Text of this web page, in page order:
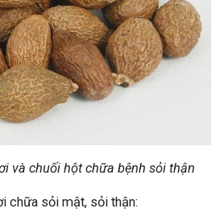
và chuối hột chữa bệnh sỏi thận
chữa sỏi mật, sỏi thận: